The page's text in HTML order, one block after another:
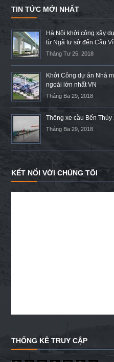
TIN TỨC MỚI NHẤT
Hà Nội khởi công xây
từ Ngã tư sở đến Cầu
Tháng Tư 25, 2018
Khởi Công dự án Nhà
ngoài lớn nhất VN
Tháng Ba 29, 2018
Thông xe cầu Bến
Tháng Ba 29, 2018
KẾT NỐI VỚI CHÚNG TÔI
THỐNG KÊ TRUY CẬP